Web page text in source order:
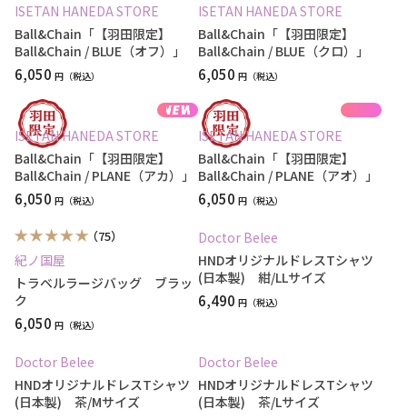
ISETAN HANEDA STORE
Ball&Chain「【羽田限定】
Ball&Chain / BLUE（オフ）」
6,050 円
ISETAN HANEDA STORE
Ball&Chain「【羽田限定】
Ball&Chain / BLUE（クロ）」
6,050 円
ISETAN HANEDA STORE
Ball&Chain「【羽田限定】
Ball&Chain / PLANE（アカ）」
6,050 円
ISETAN HANEDA STORE
Ball&Chain「【羽田限定】
Ball&Chain / PLANE（アオ）」
6,050 円
（75）
紀ノ国屋
トラベルラージバッグ ブラッ
ク
6,050 円
Doctor Belee
HNDオリジナルドレスTシャツ
(日本製) 紺/LLサイズ
6,490 円
Doctor Belee
HNDオリジナルドレスTシャツ
(日本製) 茶/Mサイズ
Doctor Belee
HNDオリジナルドレスTシャツ
(日本製) 茶/Lサイズ